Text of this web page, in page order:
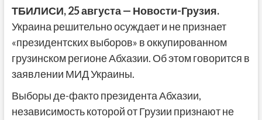
ТБИЛИСИ, 25 августа — Новости-Грузия.
Украина решительно осуждает и не признает
«президентских выборов» в оккупированном
грузинском регионе Абхазии. Об этом говорится в
заявлении МИД Украины.
Выборы де-факто президента Абхазии,
независимость которой от Грузии признают не